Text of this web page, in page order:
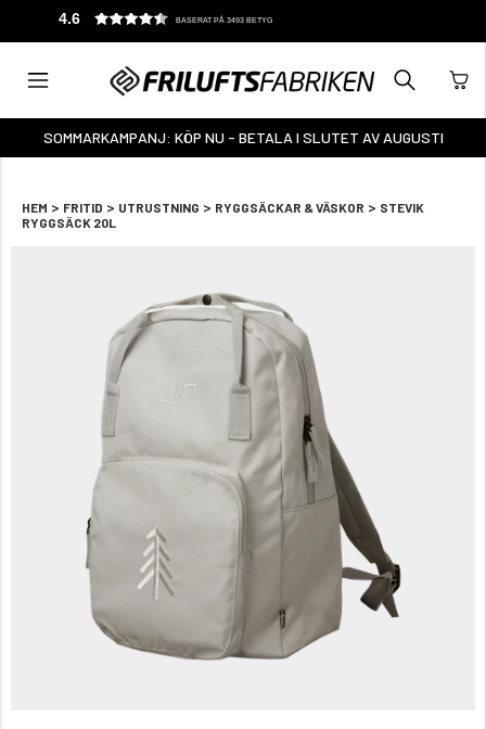
4.6 BASERAT PÅ 3493 BETYG
SOMMARKAMPANJ: KÖP NU - BETALA I SLUTET AV AUGUSTI
HEM > FRITID > UTRUSTNING > RYGGSÄCKAR & VÄSKOR > STEVIK
RYGGSÄCK 20L